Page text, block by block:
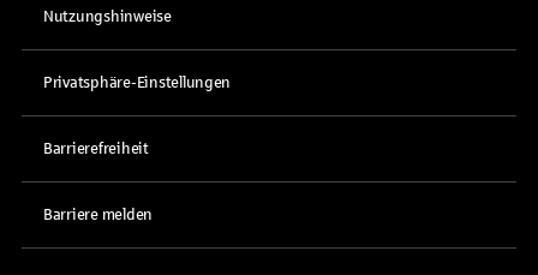
Nutzungshinweise
Privatsphäre-Einstellungen
Barrierefreiheit
Barriere melden